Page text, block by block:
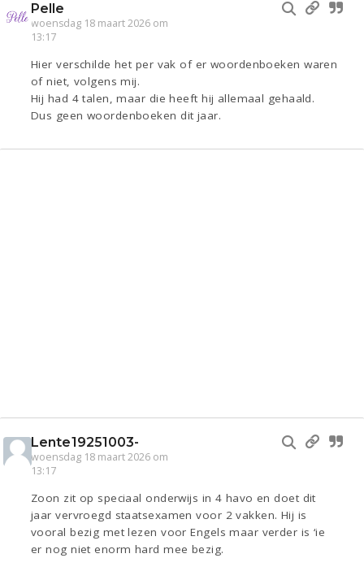
Pelle
woensdag 18 maart 2026 om
13:17
Hier verschilde het per vak of er woordenboeken waren
of niet, volgens mij.
Hij had 4 talen, maar die heeft hij allemaal gehaald.
Dus geen woordenboeken dit jaar.
Lente19251003-
woensdag 18 maart 2026 om
13:17
Zoon zit op speciaal onderwijs in 4 havo en doet dit
jaar vervroegd staatsexamen voor 2 vakken. Hij is
vooral bezig met lezen voor Engels maar verder is ‘ie
er nog niet enorm hard mee bezig.